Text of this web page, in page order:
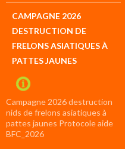
CAMPAGNE 2026
DESTRUCTION DE
FRELONS ASIATIQUES À
PATTES JAUNES
Campagne 2026 destruction
nids de frelons asiatiques à
pattes jaunes Protocole aide
BFC_2026